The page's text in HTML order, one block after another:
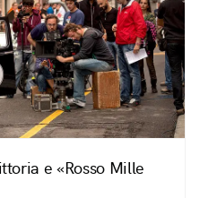
e «Rosso Mille